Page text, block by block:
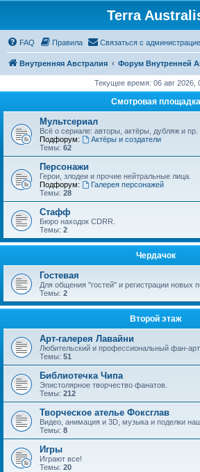
Terra
FAQ Правила Связаться с администрацие
Внутренняя Австралия Форум Внутренней
Текущее время: 06 авг 2026,
Смотровая площадка
Мультсериал
Всё о сериале: авторы, актёры, дубляж и пр.
Подфорум:
Актёры и создатели
Темы: 62
Персонажи
Герои, злодеи и прочие нейтральные лица.
Подфорум:
Галерея персонажей
Темы: 28
Стафф
Бюро находок CDRR.
Темы: 2
Чердачок
Гостевая
Для общения "гостей" и регистрации новых
Темы: 2
Второй этаж
Арт-галерея Лавайни
Любительский и профессиональный фан-арт.
Темы: 51
Библиотечка Чипа
Эпистолярное творчество фанатов.
Темы: 212
Творческое ателье Фоксглав
Видео, анимация и 3D, музыка и поделки
Темы: 8
Игры
Играют все!
Темы: 20